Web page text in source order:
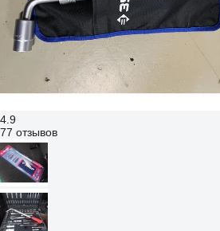
4.9
77 отзывов